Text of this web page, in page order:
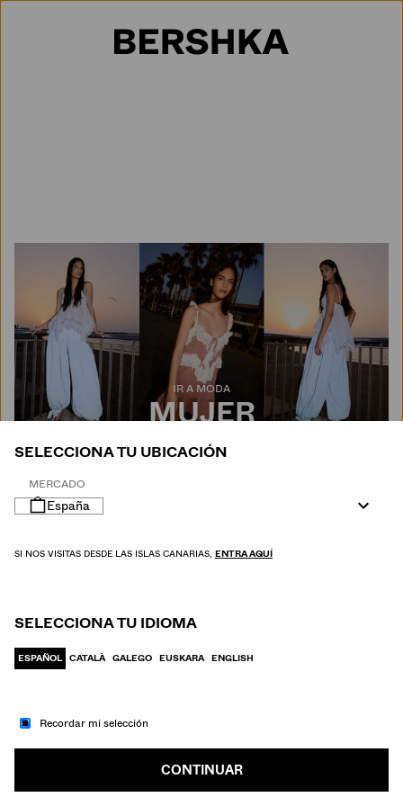
Selección de país
IR A MODA
MUJER
HOMBRE
SELECCIONA TU UBICACIÓN
MERCADO
España
SI NOS VISITAS DESDE LAS ISLAS CANARIAS, ENTRA AQUÍ
SELECCIONA TU IDIOMA
ESPAÑOL CATALÀ GALEGO EUSKARA ENGLISH
Recordar mi selección
CONTINUAR